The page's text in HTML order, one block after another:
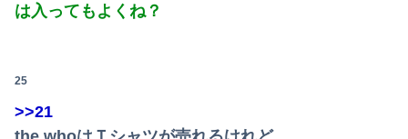
は入ってもよくね？
25
>>21